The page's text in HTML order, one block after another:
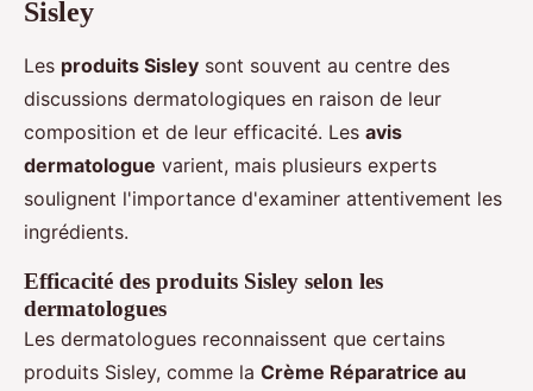
Sisley
Les produits Sisley sont souvent au centre des
discussions dermatologiques en raison de leur
composition et de leur efficacité. Les avis
dermatologue varient, mais plusieurs experts
soulignent l'importance d'examiner attentivement les
ingrédients.
Efficacité des produits Sisley selon les
dermatologues
Les dermatologues reconnaissent que certains
produits Sisley, comme la Crème Réparatrice au